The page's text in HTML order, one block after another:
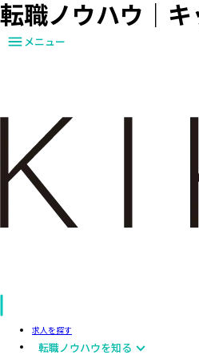
転職ノウハウ｜
メニュー
求人を探す
転職ノウハウを知る